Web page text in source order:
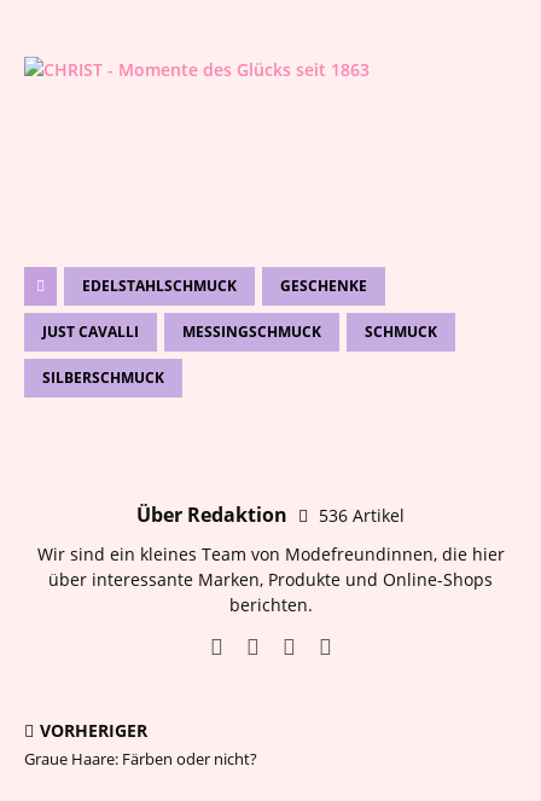
EDELSTAHLSCHMUCK GESCHENKE
JUST CAVALLI MESSINGSCHMUCK SCHMUCK
SILBERSCHMUCK
Über Redaktion
536 Artikel
Wir sind ein kleines Team von Modefreundinnen, die hier
über interessante Marken, Produkte und Online-Shops
berichten.
VORHERIGER
Graue Haare: Färben oder nicht?